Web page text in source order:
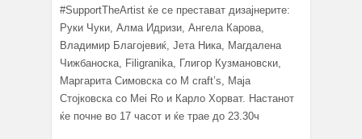
#SupportTheArtist ќе се престават дизајнерите:
Руки Чуки, Алма Идризи, Ангела Карова,
Владимир Благојевиќ, Јета Ника, Магдалена
Чижбаноска, Filigranika, Глигор Кузмановски,
Маргарита Симовска со M craft’s, Маја
Стојковска со Mei Ro и Карло Хорват. Настанот
ќе почне во 17 часот и ќе трае до 23.30ч